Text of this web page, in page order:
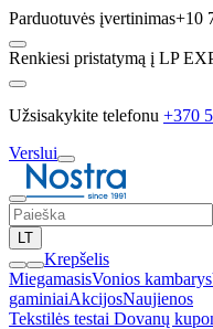
Parduotuvės įvertinimas+10
Renkiesi pristatymą į LP
Užsisakykite telefonu +370
Verslui
LT
Krepšelis
MiegamasisVonios kambarys
gaminiaiAkcijosNaujienos
Tekstilės testai Dovanų